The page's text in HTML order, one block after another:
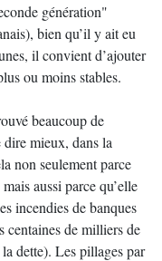
génération"
bien qu’il y ait eu
il convient d’ajouter
ou moins stables.
beaucoup de
mieux, dans la
non seulement parce
aussi parce qu’elle
incendies de banques
centaines de milliers de
dette). Les pillages par